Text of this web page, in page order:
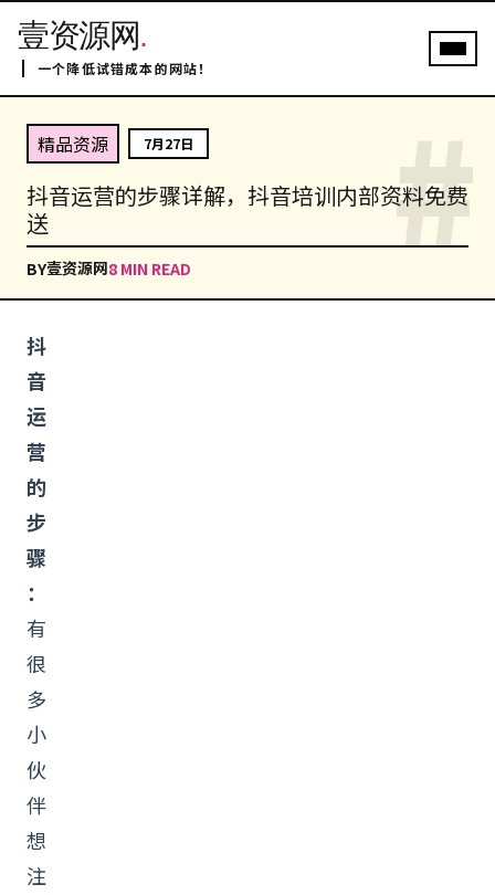
壹资源网.
一个降低试错成本的网站！
#
精品资源 7月27日
抖音运营的步骤详解，抖音培训内部资料免费
送
BY壹资源网8 MIN READ
抖
音
运
营
的
步
骤
：
有
很
多
小
伙
伴
想
注